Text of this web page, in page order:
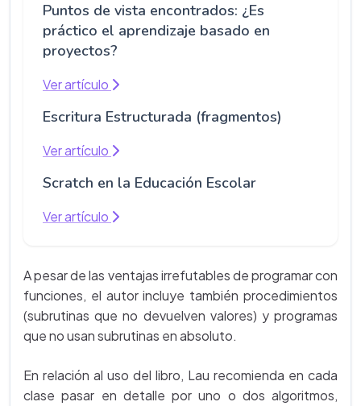
Puntos de vista encontrados: ¿Es
práctico el aprendizaje basado en
proyectos?
Ver artículo
Escritura Estructurada (fragmentos)
Ver artículo
Scratch en la Educación Escolar
Ver artículo
A pesar de las ventajas irrefutables de programar con
funciones, el autor incluye también procedimientos
(subrutinas que no devuelven valores) y programas
que no usan subrutinas en absoluto.
En relación al uso del libro, Lau recomienda en cada
clase pasar en detalle por uno o dos algoritmos,